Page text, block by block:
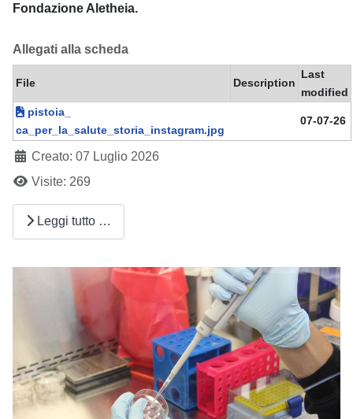
Fondazione Aletheia.
Allegati alla scheda
File Description
Last
modified
pistoia_
ca_per_la_salute_storia_instagram.jpg
07-07-26
Creato: 07 Luglio 2026
Visite: 269
Leggi tutto …